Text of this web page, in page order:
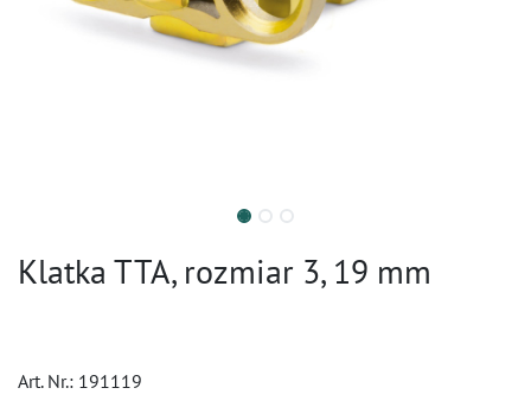
Klatka TTA, rozmiar 3, 19 mm
Art. Nr.: 191119